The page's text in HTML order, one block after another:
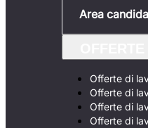
Area
Offerte di
Offerte di
Offerte di
Offerte di